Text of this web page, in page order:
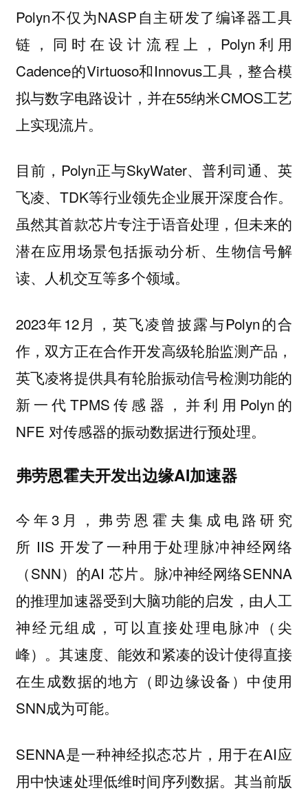
Polyn不仅为NASP自主研发了编译器工具
链，同时在设计流程上，Polyn利用
Cadence的Virtuoso和Innovus工具，整合模
拟与数字电路设计，并在55纳米CMOS工艺
上实现流片。
目前，Polyn正与SkyWater、普利司通、英
飞凌、TDK等行业领先企业展开深度合作。
虽然其首款芯片专注于语音处理，但未来的
潜在应用场景包括振动分析、生物信号解
读、人机交互等多个领域。
2023年12月，英飞凌曾披露与Polyn的合
作，双方正在合作开发高级轮胎监测产品，
英飞凌将提供具有轮胎振动信号检测功能的
新一代TPMS传感器，并利用Polyn的
NFE 对传感器的振动数据进行预处理。
弗劳恩霍夫开发出边缘AI加速器
今年3月，弗劳恩霍夫集成电路研究
所 IIS 开发了一种用于处理脉冲神经网络
（SNN）的AI 芯片。脉冲神经网络SENNA
的推理加速器受到大脑功能的启发，由人工
神经元组成，可以直接处理电脉冲（尖
峰）。其速度、能效和紧凑的设计使得直接
在生成数据的地方（即边缘设备）中使用
SNN成为可能。
SENNA是一种神经拟态芯片，用于在AI应
用中快速处理低维时间序列数据。其当前版